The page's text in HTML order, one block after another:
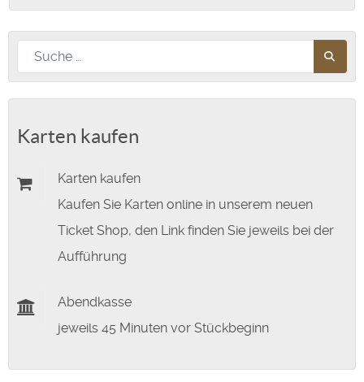
Nach diesem Begriff suchen
Karten kaufen
Karten kaufen
Kaufen Sie Karten online in unserem neuen
Ticket Shop, den Link finden Sie jeweils bei der
Aufführung
Abendkasse
jeweils 45 Minuten vor Stückbeginn